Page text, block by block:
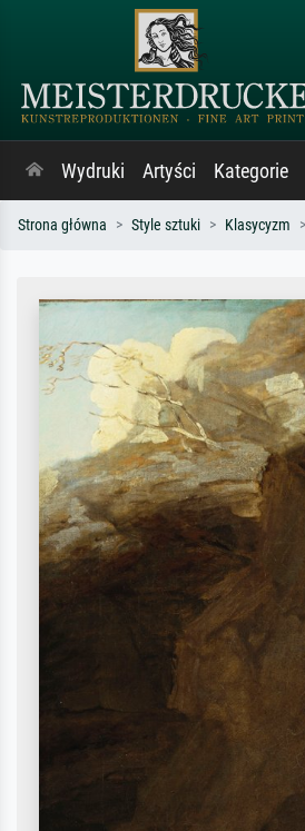
Wydruki Artyści Kategorie
Strona główna Style sztuki Klasycyzm